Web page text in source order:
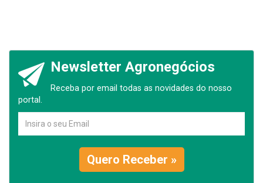
Newsletter Agronegócios
Receba por email todas as novidades do nosso
portal.
Quero Receber »